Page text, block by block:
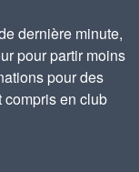
dernière minute,
pour partir moins
pour des
compris en club